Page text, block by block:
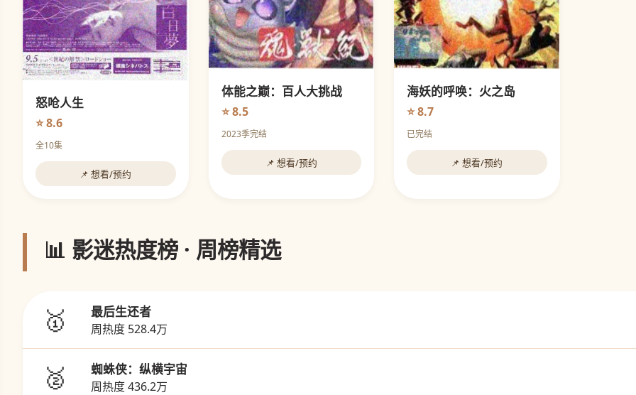
怒呛人生
⭐ 8.6
全10集
📌 想看/预约
体能之巅：百人大挑战
⭐ 8.5
2023季完结
📌 想看/预约
海妖的呼唤：火之岛
⭐ 8.7
已完结
📌 想看/预约
📊 影迷热度榜 · 周榜精选
🥇 最后生还者
周热度 528.4万
🥈 蜘蛛侠：纵横宇宙
周热度 436.2万